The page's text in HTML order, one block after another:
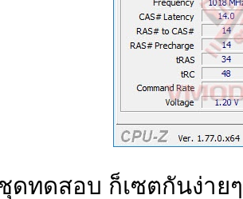
ดทดสอบ ก็เซตกันง่าย